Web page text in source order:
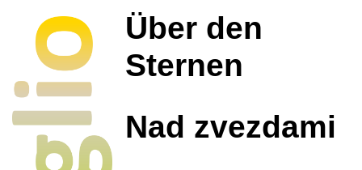
Über den
Sternen
Nad zvezdami